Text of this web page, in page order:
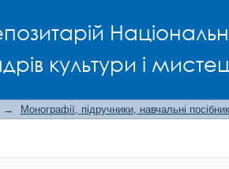
культури і
→ Монографії, підручники, навчальні